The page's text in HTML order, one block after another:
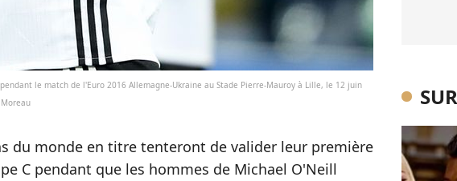
le match de l'Euro 2016 Allemagne-Ukraine au Stade Pierre-Mauroy à Lille, le 12 juin
du monde en titre tenteront de valider leur première
C pendant que les hommes de Michael O'Neill